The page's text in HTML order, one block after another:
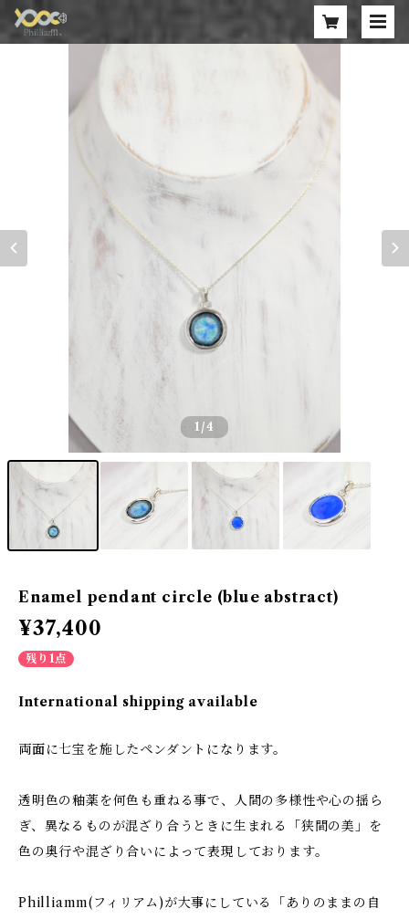
1/4
Enamel pendant circle (blue abstract)
¥37,400
残り1点
International shipping available
両面に七宝を施したペンダントになります。
透明色の釉薬を何色も重ねる事で、人間の多様性や心の揺ら
ぎ、異なるものが混ざり合うときに生まれる「狭間の美」を
色の奥行や混ざり合いによって表現しております。
Philliamm(フィリアム)が大事にしている「ありのままの自